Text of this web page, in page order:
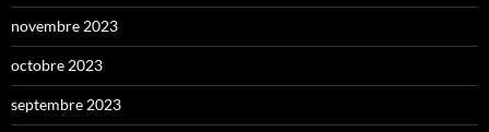
novembre 2023
octobre 2023
septembre 2023